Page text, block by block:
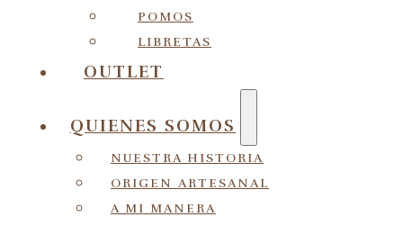
POMOS
LIBRETAS
OUTLET
QUIENES SOMOS
NUESTRA HISTORIA
ORIGEN ARTESANAL
A MI MANERA